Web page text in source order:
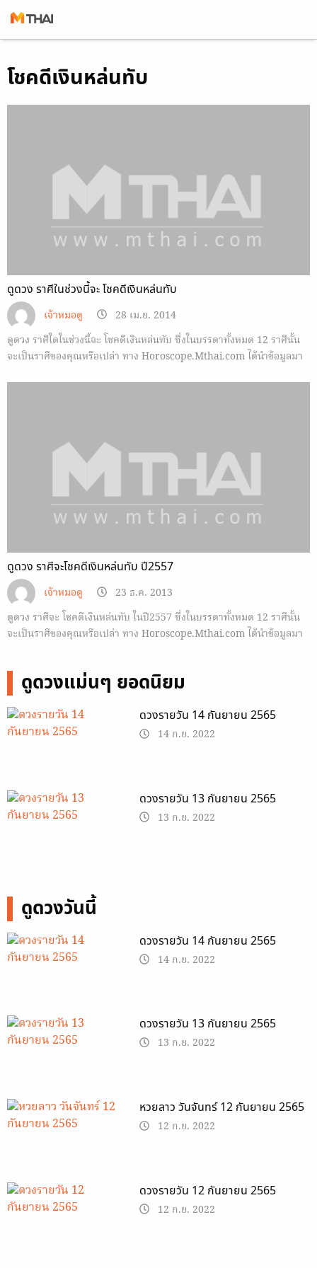
toโชคดีเงินหล่นทับ
ดูดวง ราศีในช่วงนี้จะ โชคดีเงินหล่นทับ
เจ้าหมอดู
28 เม.ย. 2014
ดูดวง ราศีใดในช่วงนี้จะ โชคดีเงินหล่นทับ ซึ่งในบรรดาทั้งหมด 12 ราศีนั้น
จะเป็นราศีของคุณหรือเปล่า ทาง Horoscope.Mthai.com ได้นำข้อมูลมา
ดูดวง ราศีจะโชคดีเงินหล่นทับ ปี2557
เจ้าหมอดู
23 ธ.ค. 2013
ดูดวง ราศีจะ โชคดีเงินหล่นทับ ในปี2557 ซึ่งในบรรดาทั้งหมด 12 ราศีนั้น
จะเป็นราศีของคุณหรือเปล่า ทาง Horoscope.Mthai.com ได้นำข้อมูลมา
ดูดวงแม่นๆ ยอดนิยม
ดวงรายวัน 14 กันยายน 2565
14 ก.ย. 2022
ดวงรายวัน 13 กันยายน 2565
13 ก.ย. 2022
ดูดวงวันนี้
ดวงรายวัน 14 กันยายน 2565
14 ก.ย. 2022
ดวงรายวัน 13 กันยายน 2565
13 ก.ย. 2022
หวยลาว วันจันทร์ 12 กันยายน 2565
12 ก.ย. 2022
ดวงรายวัน 12 กันยายน 2565
12 ก.ย. 2022